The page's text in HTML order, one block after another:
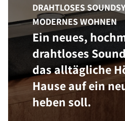
DRAHTLOSES
MODERNES WOHNEN
Ein neues,
drahtloses
das alltägliche
Hause auf ein
heben soll.